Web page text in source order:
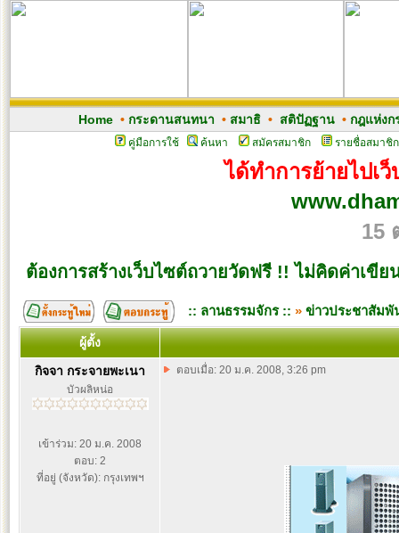
Home• กระดานสนทนา • สมาธิ• สติปัฏฐาน• กฎแห่งก
คู่มือการใช้ ค้นหา สมัครสมาชิก รายชื่อสมาชิก
ได้ทำการย้ายไปเ
15
ต้องการสร้างเว็บไซต์ถวายวัดฟรี !! ไม่คิดค่าเขีย
:: ลานธรรมจักร :: » ข่าวประชาสัมพั
ผู้ตั้ง
กิจจา กระจายพะเนา
บัวผลิหน่อ
เข้าร่วม: 20 ม.ค. 2008
ตอบ: 2
ที่อยู่ (จังหวัด): กรุงเทพฯ
ตอบเมื่อ: 20 ม.ค. 2008, 3:26 pm